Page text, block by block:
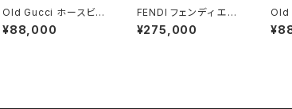
Old Gucci ホースビッ
トローファー 5.5B Tan
DEADSTOCK
¥88,000
FENDI フェンディ エン
ジニアブーツ 8.5
¥275,000
Old
トロ